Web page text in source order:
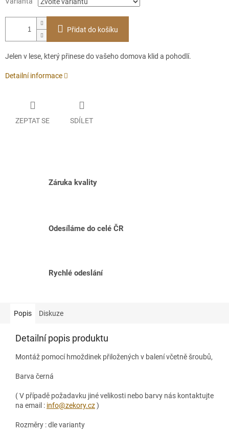
Přidat do košíku
Jelen v lese, který přinese do vašeho domova klid a pohodlí.
Detailní informace
ZEPTAT SE SDÍLET
Záruka kvality
Odesíláme do celé ČR
Rychlé odeslání
Popis Diskuze
Detailní popis produktu
Montáž pomocí hmoždinek přiložených v balení včetně šroubů,
Barva černá
( V případě požadavku jiné velikosti nebo barvy nás kontaktujte
na email : info@zekory.cz)
Rozměry : dle varianty